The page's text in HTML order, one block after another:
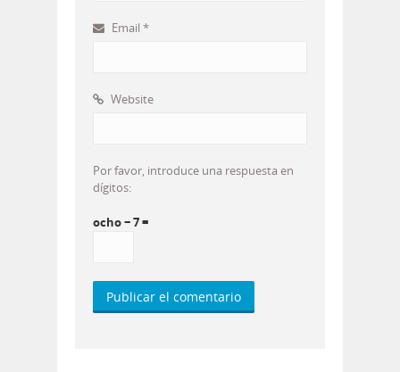
Email *
Website
Por favor, introduce una respuesta en
dígitos:
ocho − 7 =